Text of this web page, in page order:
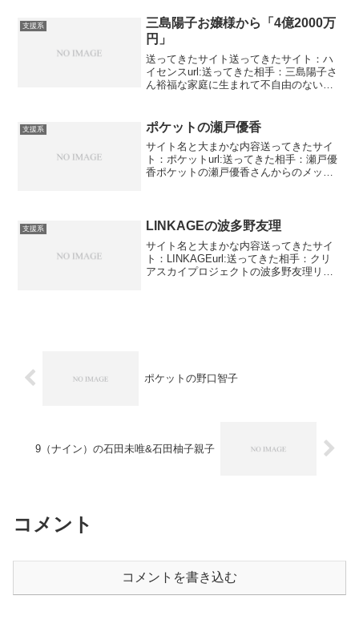
支援系
三島陽子お嬢様から「4億2000万
円」
送ってきたサイト送ってきたサイト：ハ
イセンスurl:送ってきた相手：三島陽子さ
ん裕福な家庭に生まれて不自由のない生
ら見れば同じパターンですね。そして自
分が持っていても仕方...
支援系 ポケットの瀬戸優香
サイト名と大まかな内容送ってきたサイ
ト：ポケットurl:送ってきた相手：瀬戸優
香ポケットの瀬戸優香さんからのメッセ
私のことを聞いてメッ...
支援系 LINKAGEの波多野友理
サイト名と大まかな内容送ってきたサイ
ト：LINKAGEurl:送ってきた相手：クリ
アスカイプロジェクトの波多野友理リン
ポケットの野口智子
9（ナイン）の石田未唯&石田柚子親子
コメント
コメントを書き込む